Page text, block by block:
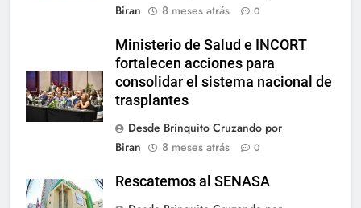
Biran
8 meses atrás 0
Ministerio de Salud e INCORT
fortalecen acciones para
consolidar el sistema nacional de
trasplantes
Desde Brinquito Cruzando por
Biran
8 meses atrás 0
Rescatemos al SENASA